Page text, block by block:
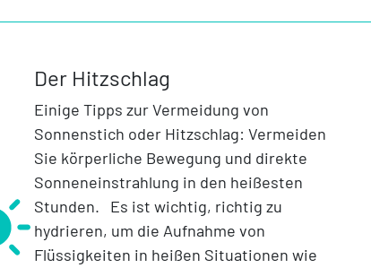
Der Hitzschlag
Einige Tipps zur Vermeidung von
Sonnenstich oder Hitzschlag: Vermeiden
Sie körperliche Bewegung und direkte
Sonneneinstrahlung in den heißesten
Stunden. Es ist wichtig, richtig zu
hydrieren, um die Aufnahme von
Flüssigkeiten in heißen Situationen wie